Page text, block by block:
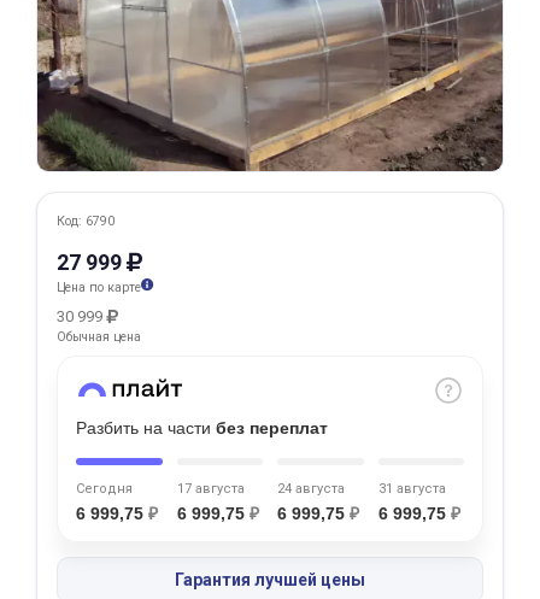
Код: 6790
27 999
Цена по карте
30 999
Обычная цена
Разбить на части без переплат
Сегодня
6 999,75 ₽
17 августа
6 999,75 ₽
24 августа
6 999,75 ₽
31 августа
6 999,75 ₽
Гарантия лучшей цены
Добавляйте товары
в корзину
Оплачивайте сегодня только
25% картой любого банка
Получайте товар
выбранный способом
Оставшиеся
по25%каждые 2 недели
Подробнее
об оплате Плайтом